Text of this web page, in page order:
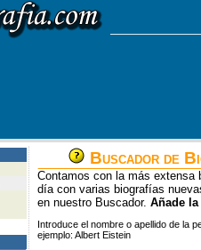
Buscador de
Contamos con la más extensa
día con varias biografías
en nuestro Buscador. Añade
Introduce el nombre o apellido de la
ejemplo: Albert Eistein